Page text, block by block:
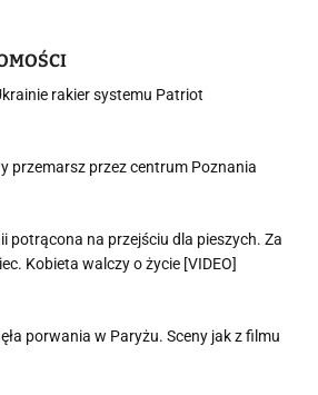
rakier systemu Patriot
przemarsz przez centrum Poznania
potrącona na przejściu dla pieszych. Za
Kobieta walczy o życie [VIDEO]
porwania w Paryżu. Sceny jak z filmu